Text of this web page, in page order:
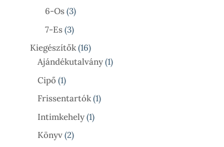
Termék
6-Os 33
Termék
7-Es 33
Termék
Kiegészítők 1616
Termék
Ajándékutalvány 11
Cipő 11
Termék
Frissentartók 11
Intimkehely 11
Könyv 22